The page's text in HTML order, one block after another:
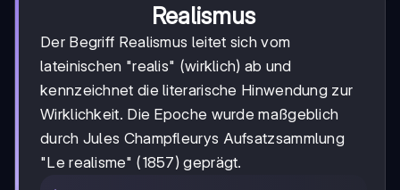
Realismus
Der Begriff Realismus leitet sich vom
lateinischen "realis" (wirklich) ab und
kennzeichnet die literarische Hinwendung zur
Wirklichkeit. Die Epoche wurde maßgeblich
durch Jules Champfleurys Aufsatzsammlung
"Le realisme" (1857) geprägt.